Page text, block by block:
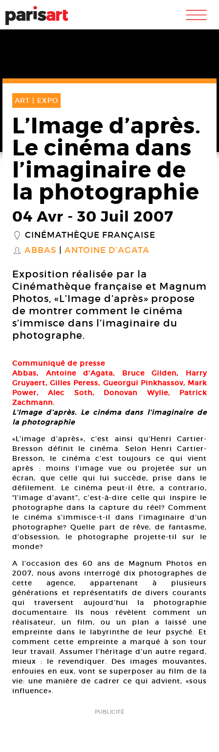
m
ART | EXPO
L’Image d’après.
Le cinéma dans
l’imaginaire de
la photographie
04 Avr - 30 Juil 2007
_ CINÉMATHÈQUE FRANÇAISE
S ABBAS ANTOINE D’AGATA
Exposition réalisée par la
Cinémathèque française et Magnum
Photos, «L’Image d’après» propose
de montrer comment le cinéma
s’immisce dans l’imaginaire du
photographe.
Communiqué de presse
Abbas, Antoine d’Agata, Bruce Gilden, Harry
Gruyaert, Gilles Peress, Gueorgui Pinkhassov, Mark
Power, Alec Soth, Donovan Wylie, Patrick
Zachmann.
L’Image d’après. Le cinéma dans l’imaginaire de
la photographie
«L’image d’après», c’est ainsi qu’Henri Cartier-
Bresson définit le cinéma. Selon Henri Cartier-
Bresson, le cinéma c’est toujours ce qui vient
après : moins l’image vue ou projetée sur un
écran, que celle qui lui succède, prise dans le
défilement. Le cinéma peut-il être, a contrario,
“l’image d’avant”, c’est-à-dire celle qui inspire le
photographe dans la capture du réel? Comment
le cinéma s’immisce-t-il dans l’imaginaire d’un
photographe? Quelle part de rêve, de fantasme,
d’obsession, le photographe projette-til sur le
monde?
A l’occasion des 60 ans de Magnum Photos en
2007, nous avons interrogé dix photographes de
cette agence, appartenant à plusieurs
générations et représentatifs de divers courants
qui traversent aujourd’hui la photographie
documentaire. Ils nous révèlent comment un
réalisateur, un film, ou un plan a laissé une
empreinte dans le labyrinthe de leur psyché. Et
comment cette empreinte a marqué à son tour
leur travail. Assumer l’héritage d’un autre regard,
mieux : le revendiquer. Des images mouvantes,
enfouies en eux, vont se superposer au film de la
vie: une manière de cadrer ce qui advient, «sous
influence».
PUBLICITÉ